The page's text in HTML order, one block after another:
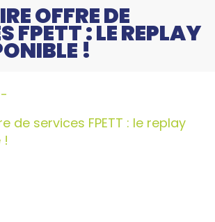
OFFRE DE
FPETT : LE REPLAY
!
de services FPETT : le replay
!